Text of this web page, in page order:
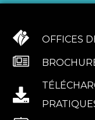
OFFICES